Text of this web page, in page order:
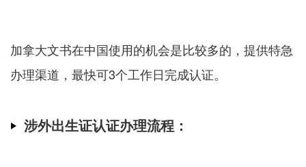
加拿大文书在中国使用的机会是比较多的，提供特急
办理渠道，最快可3个工作日完成认证。
涉外出生证认证办理流程：